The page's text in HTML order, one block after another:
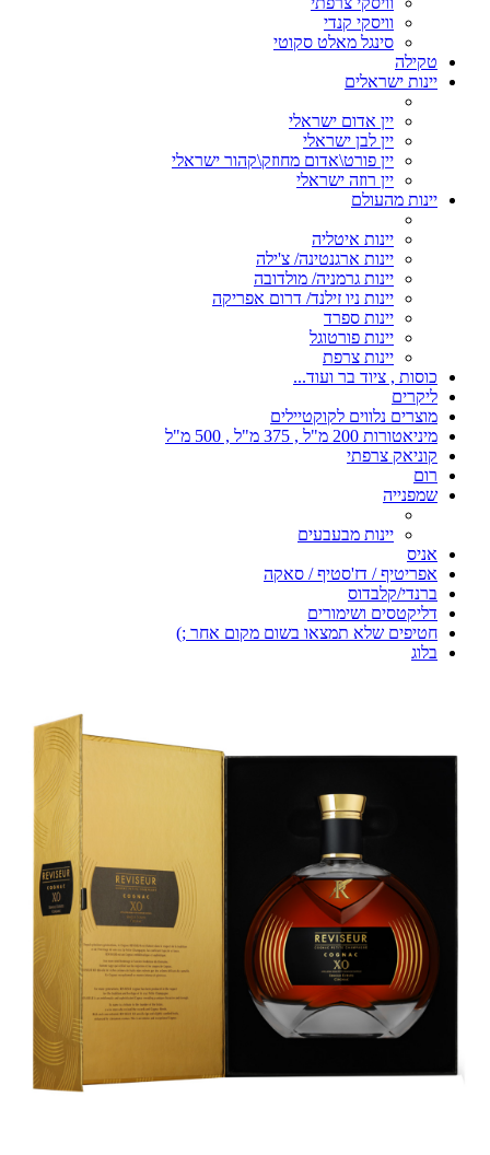
וויסקי קנדי
סינגל מאלט סקוטי
טקילה
יינות ישראלים
יין אדום ישראלי
יין לבן ישראלי
יין פורט\אדום מחוזק\קהור ישראלי
יין רוזה ישראלי
יינות מהעולם
יינות איטליה
יינות ארגנטינה/ צ'ילה
יינות גרמניה/ מולדובה
יינות ניו זילנד/ דרום אפריקה
יינות ספרד
יינות פורטוגל
יינות צרפת
כוסות , ציוד בר ועוד...
ליקרים
מוצרים נלווים לקוקטיילים
מיניאטורות 200 מ"ל , 375 מ"ל , 500 מ"ל
קוניאק צרפתי
רום
שמפנייה
יינות מבעבעים
אניס
אפריטיף / דז'סטיף / סאקה
ברנדי/קלבדוס
דליקטסים ושימורים
חטיפים שלא תמצאו בשום מקום אחר ;)
בלוג